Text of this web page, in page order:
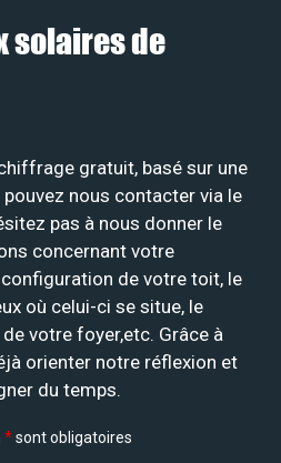
solaires de
gratuit, basé sur une
nous contacter via le
pas à nous donner le
concernant votre
de votre toit, le
où celui-ci se situe, le
votre foyer,etc. Grâce à
orienter notre réflexion et
du temps.
*sont obligatoires